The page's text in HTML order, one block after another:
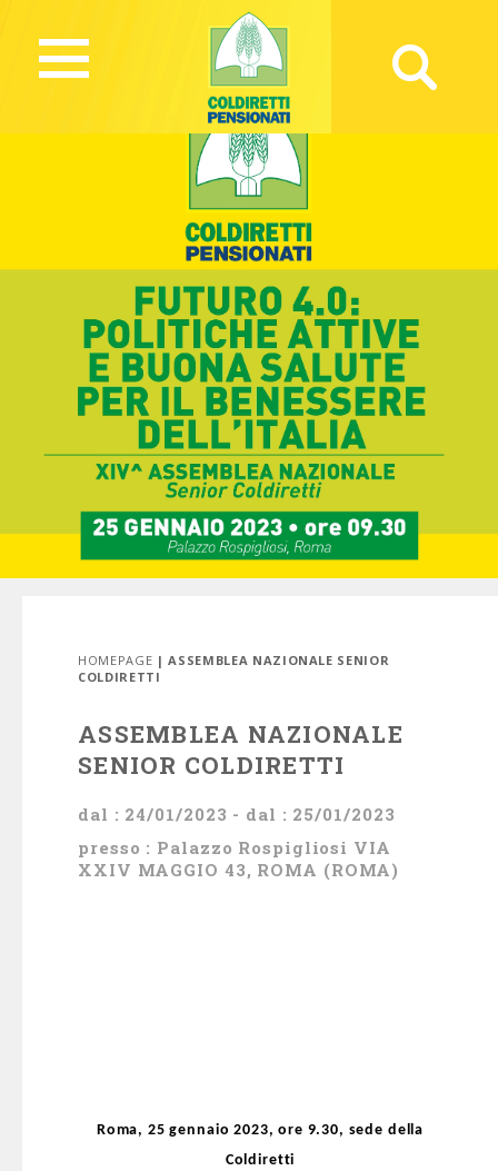
HOMEPAGE | ASSEMBLEA NAZIONALE SENIOR
COLDIRETTI
ASSEMBLEA NAZIONALE
SENIOR COLDIRETTI
dal : 24/01/2023 - dal : 25/01/2023
presso : Palazzo Rospigliosi VIA
XXIV MAGGIO 43, ROMA (ROMA)
Roma, 25 gennaio 2023, ore 9.30, sede della
Coldiretti